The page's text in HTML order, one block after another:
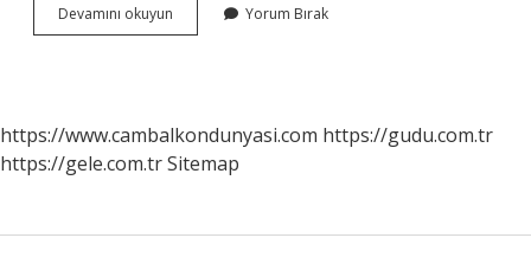
Devamını okuyun
Soyu
Yorum Bırak
https://www.cambalkondunyasi.com https://gudu.com.tr
https://gele.com.trSitemap